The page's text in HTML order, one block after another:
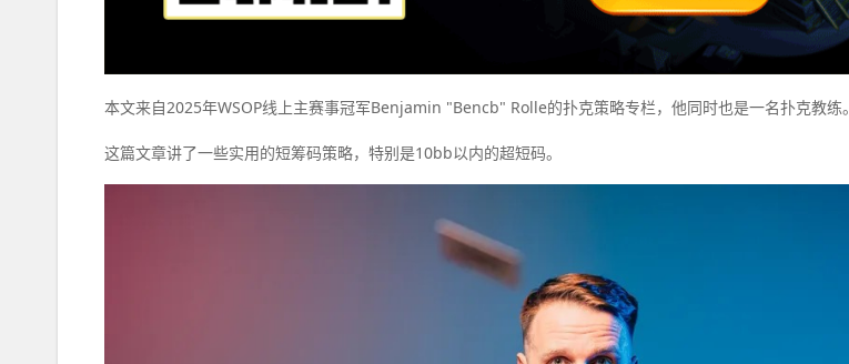
本文来自2025年WSOP线上主赛事冠军Benjamin "Bencb" Rolle的扑克策略专栏，他同时也是一名扑克教练。
这篇文章讲了一些实用的短筹码策略，特别是10bb以内的超短码。